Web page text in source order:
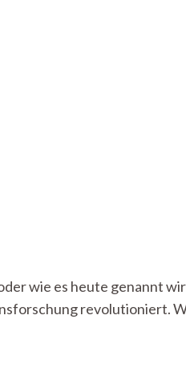
wie es heute genannt
revolutioniert.